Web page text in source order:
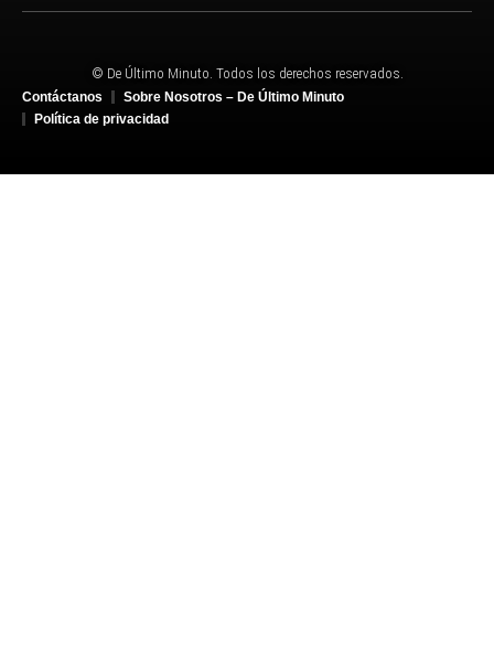
© De Último Minuto. Todos los derechos reservados.
Contáctanos
Sobre Nosotros – De Último Minuto
Política de privacidad